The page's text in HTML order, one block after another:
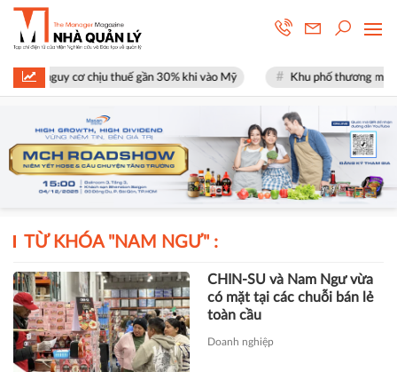
nguy cơ chịu thuế gần 30% khi vào Mỹ Khu phố thương mại
TỪ KHÓA "
CHIN-SU và Nam Ngư vừa
có mặt tại các chuỗi bán lẻ
toàn cầu
TÀI CHÍNH
Xây dựng Hòa Bình phát hành
hơn 51 triệu cổ phiếu để hoán đổi